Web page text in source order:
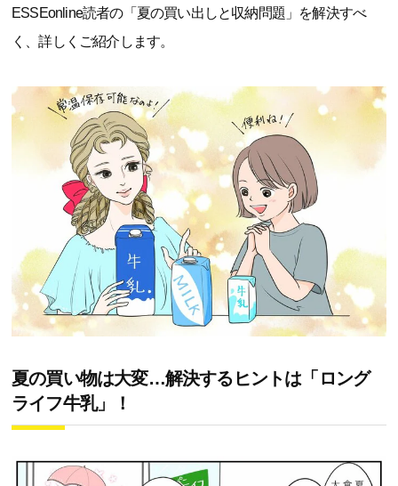
ESSEonline読者の「夏の買い出しと収納問題」を解決すべ
く、詳しくご紹介します。
夏の買い物は大変…解決するヒントは「ロング
ライフ牛乳」！